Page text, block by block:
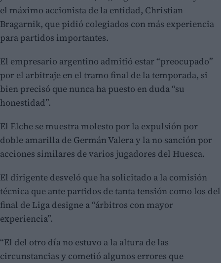
el máximo accionista de la entidad, Christian
Bragarnik, que pidió colegiados con más experiencia
para partidos importantes.
El empresario argentino admitió estar “preocupado”
por el arbitraje en el tramo final de la temporada, si
bien precisó que nunca ha puesto en duda “su
honestidad”.
El Elche se muestra molesto por la expulsión por
doble amarilla de Germán Valera y la no sanción por
acciones similares de varios jugadores del Huesca.
El dirigente desveló que ha solicitado a la comisión
técnica que ante partidos de tanta tensión como los del
final de Liga designe a “árbitros con mayor
experiencia”.
“El del otro día no estuvo a la altura de las
circunstancias y cometió algunos errores que